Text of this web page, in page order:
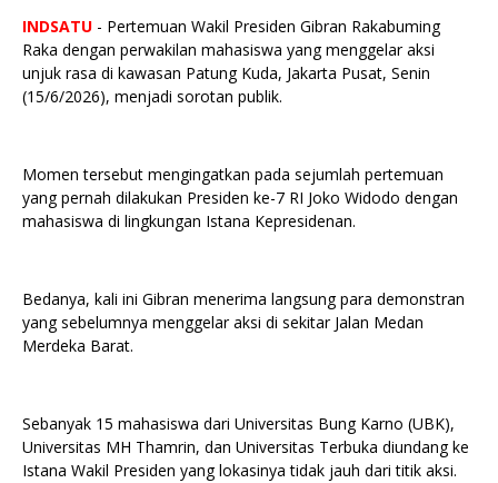
INDSATU - Pertemuan Wakil Presiden Gibran Rakabuming
Raka dengan perwakilan mahasiswa yang menggelar aksi
unjuk rasa di kawasan Patung Kuda, Jakarta Pusat, Senin
(15/6/2026), menjadi sorotan publik.
Momen tersebut mengingatkan pada sejumlah pertemuan
yang pernah dilakukan Presiden ke-7 RI Joko Widodo dengan
mahasiswa di lingkungan Istana Kepresidenan.
Bedanya, kali ini Gibran menerima langsung para demonstran
yang sebelumnya menggelar aksi di sekitar Jalan Medan
Merdeka Barat.
Sebanyak 15 mahasiswa dari Universitas Bung Karno (UBK),
Universitas MH Thamrin, dan Universitas Terbuka diundang ke
Istana Wakil Presiden yang lokasinya tidak jauh dari titik aksi.